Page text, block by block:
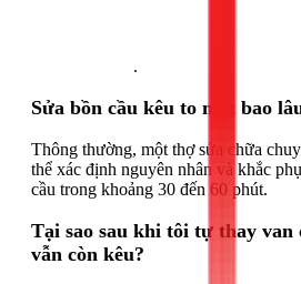
.
Sửa bồn cầu kêu to mất bao
Thông thường, một thợ sửa chữa
thể xác định nguyên nhân và khắc
cầu trong khoảng 30 đến 60 phút.
Tại sao sau khi tôi tự thay van
vẫn còn kêu?